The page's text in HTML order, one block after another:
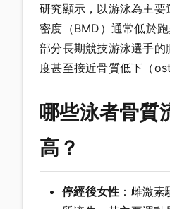
研究顯示，以游泳為主
密度（BMD）通常低於
部分長期競技游泳選手
度甚至接近骨質低下（
哪些泳者骨質
高？
停經後女性 ：雌激